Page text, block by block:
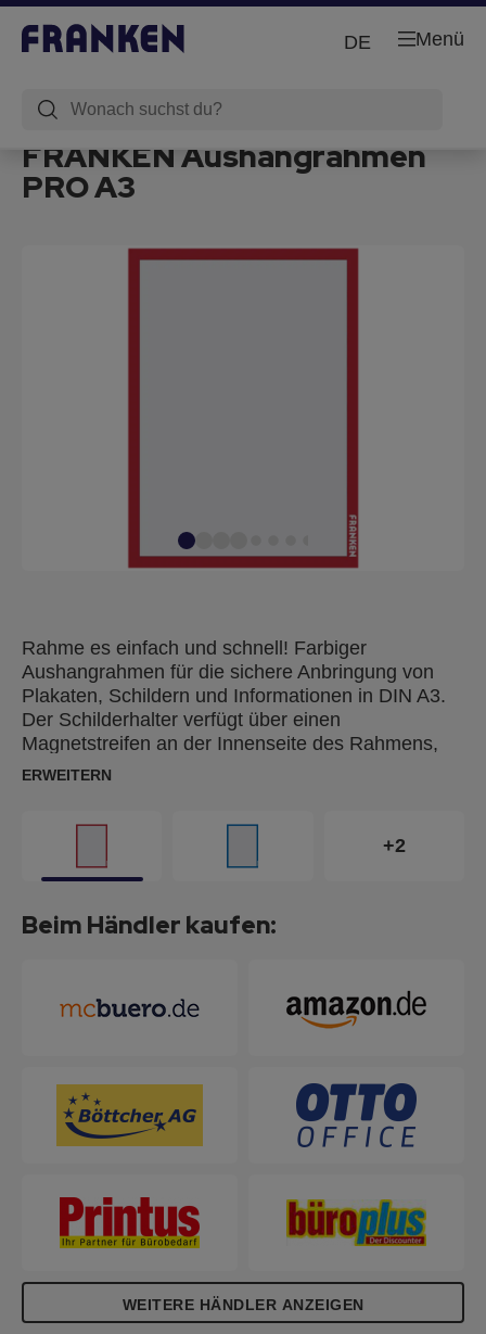
Menü
DE
FRANKEN Aushangrahmen
PRO A3
Rahme es einfach und schnell! Farbiger
Aushangrahmen für die sichere Anbringung von
Plakaten, Schildern und Informationen in DIN A3.
Der Schilderhalter verfügt über einen
Magnetstreifen an der Innenseite des Rahmens,
der einen schnellen und einfachen Wechsel des
seiner vollflächig selbstklebenden Rückseite
sowohl im Hoch- als auch im Querformat fest an
glatten Oberflächen anbringen und wieder ablösen.
Die transparente, matte Abdeckung schützt den
darunter liegenden Inhalt und kann abgewischt
ERWEITERN
+2
Beim Händler kaufen:
WEITERE HÄNDLER ANZEIGEN